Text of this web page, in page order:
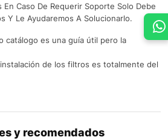
En Caso De Requerir Soporte Solo Debe
Y Le Ayudaremos A Solucionarlo.
catálogo es una guía útil pero la
de los filtros es totalmente del
y recomendados